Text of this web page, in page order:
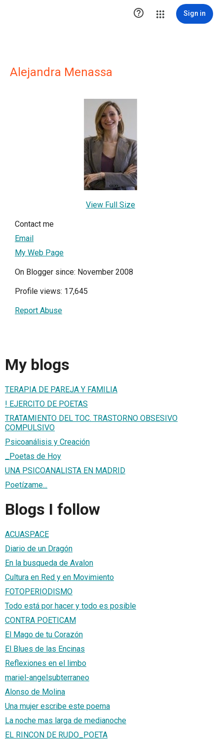
 Sign in
Alejandra Menassa
View Full Size
Contact me
Email
My Web Page
On Blogger since: November 2008
Profile views: 17,645
Report Abuse
My blogs
TERAPIA DE PAREJA Y FAMILIA
! EJERCITO DE POETAS
TRATAMIENTO DEL TOC. TRASTORNO OBSESIVO
COMPULSIVO
Psicoanálisis y Creación
_Poetas de Hoy
UNA PSICOANALISTA EN MADRID
Poetízame...
Blogs I follow
ACUASPACE
Diario de un Dragón
En la busqueda de Avalon
Cultura en Red y en Movimiento
FOTOPERIODISMO
Todo está por hacer y todo es posible
CONTRA POETICAM
El Mago de tu Corazón
El Blues de las Encinas
Reflexiones en el limbo
mariel-angelsubterraneo
Alonso de Molina
Una mujer escribe este poema
La noche mas larga de medianoche
EL RINCON DE RUDO_POETA